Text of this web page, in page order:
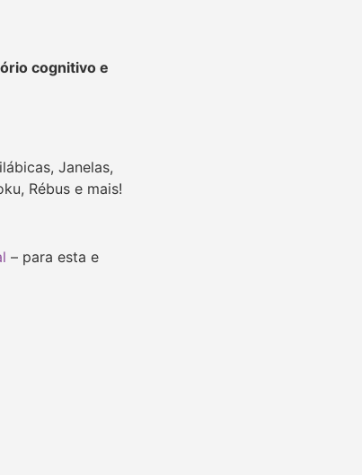
cognitivo e
Janelas,
Rébus e mais!
– para esta e